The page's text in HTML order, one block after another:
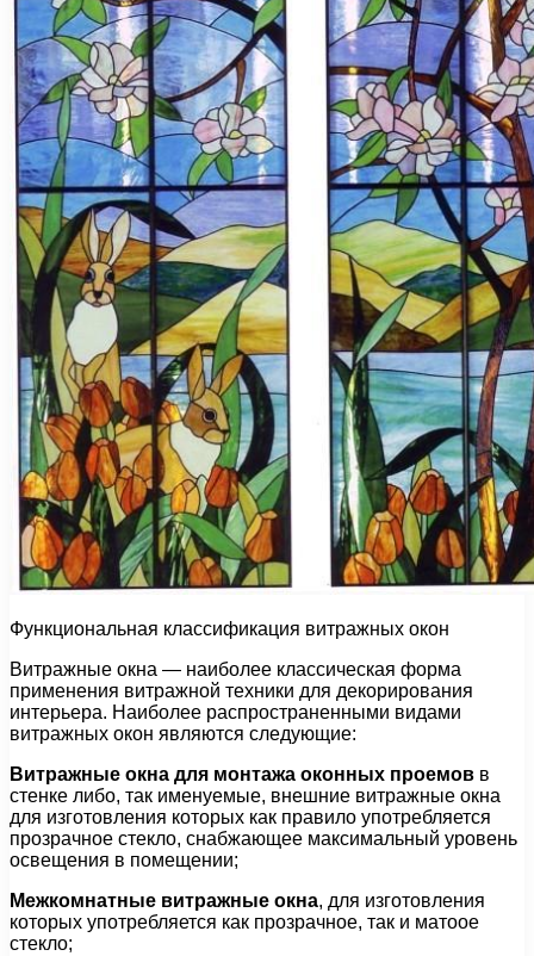
Функциональная классификация витражных окон
Витражные окна — наиболее классическая форма
применения витражной техники для декорирования
интерьера. Наиболее распространенными видами
витражных окон являются следующие:
Витражные окна для монтажа оконных проемов в
стенке либо, так именуемые, внешние витражные окна
для изготовления которых как правило употребляется
прозрачное стекло, снабжающее максимальный уровень
освещения в помещении;
Межкомнатные витражные окна, для изготовления
которых употребляется как прозрачное, так и матоое
стекло;